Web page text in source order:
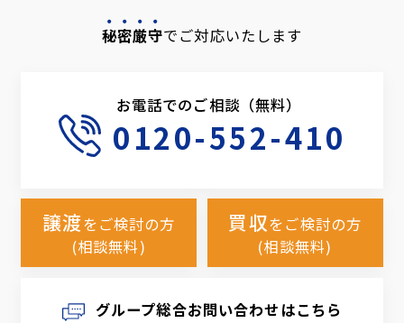
秘密厳守でご対応いたします
お電話でのご相談（無料）
0120-552-410
譲渡をご検討の方
(相談無料)
買収をご検討の方
(相談無料)
グループ総合お問い合わせはこちら